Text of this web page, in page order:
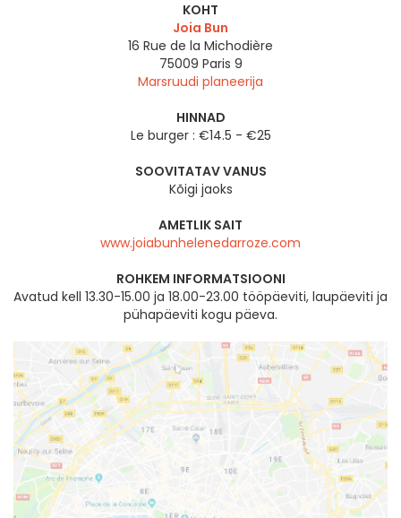
KOHT
Joia Bun
16 Rue de la Michodière
75009 Paris 9
Marsruudi planeerija
HINNAD
Le burger : €14.5 - €25
SOOVITATAV VANUS
Kõigi jaoks
AMETLIK SAIT
www.joiabunhelenedarroze.com
ROHKEM INFORMATSIOONI
Avatud kell 13.30-15.00 ja 18.00-23.00 tööpäeviti, laupäeviti ja
pühapäeviti kogu päeva.